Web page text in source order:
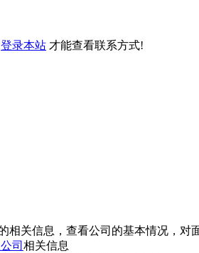
登录本站 才能查看联系方式!
关信息，查看公司的基本情况，对
司 相关信息